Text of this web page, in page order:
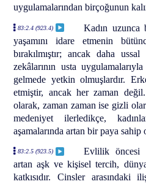
uygulamalarından birçoğunun
83:2.4 (923.4)
Kadın
yaşamını idare etmenin
bırakılmıştır; ancak daha
zekâlarının usta
gelmede yetkin olmuşlardır.
etmiştir, ancak her zaman
olarak, zaman zaman ise gizli
medeniyet ilerledikçe,
aşamalarında artan bir paya sahip
83:2.5 (923.5)
Evlilik öncesi
artan aşk ve kişisel tercih,
katkısıdır. Cinsler